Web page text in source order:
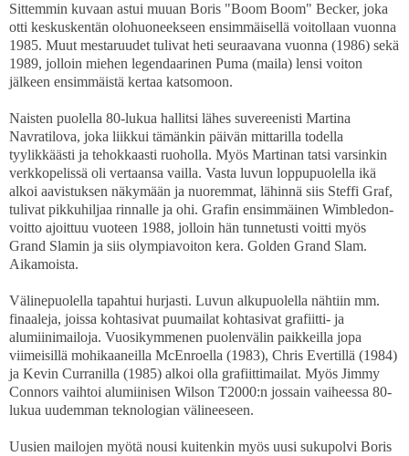
Sittemmin kuvaan astui muuan Boris "Boom Boom" Becker, joka
otti keskuskentän olohuoneekseen ensimmäisellä voitollaan vuonna
1985. Muut mestaruudet tulivat heti seuraavana vuonna (1986) sekä
1989, jolloin miehen legendaarinen Puma (maila) lensi voiton
jälkeen ensimmäistä kertaa katsomoon.
Naisten puolella 80-lukua hallitsi lähes suvereenisti Martina
Navratilova, joka liikkui tämänkin päivän mittarilla todella
tyylikkäästi ja tehokkaasti ruoholla. Myös Martinan tatsi varsinkin
verkkopelissä oli vertaansa vailla. Vasta luvun loppupuolella ikä
alkoi aavistuksen näkymään ja nuoremmat, lähinnä siis Steffi Graf,
tulivat pikkuhiljaa rinnalle ja ohi. Grafin ensimmäinen Wimbledon-
voitto ajoittuu vuoteen 1988, jolloin hän tunnetusti voitti myös
Grand Slamin ja siis olympiavoiton kera. Golden Grand Slam.
Aikamoista.
Välinepuolella tapahtui hurjasti. Luvun alkupuolella nähtiin mm.
finaaleja, joissa kohtasivat puumailat kohtasivat grafiitti- ja
alumiinimailoja. Vuosikymmenen puolenvälin paikkeilla jopa
viimeisillä mohikaaneilla McEnroella (1983), Chris Evertillä (1984)
ja Kevin Curranilla (1985) alkoi olla grafiittimailat. Myös Jimmy
Connors vaihtoi alumiinisen Wilson T2000:n jossain vaiheessa 80-
lukua uudemman teknologian välineeseen.
Uusien mailojen myötä nousi kuitenkin myös uusi sukupolvi Boris